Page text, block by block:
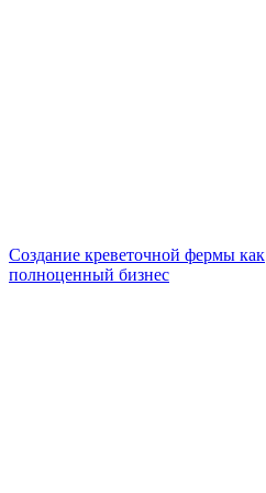
Создание креветочной фермы как
полноценный бизнес